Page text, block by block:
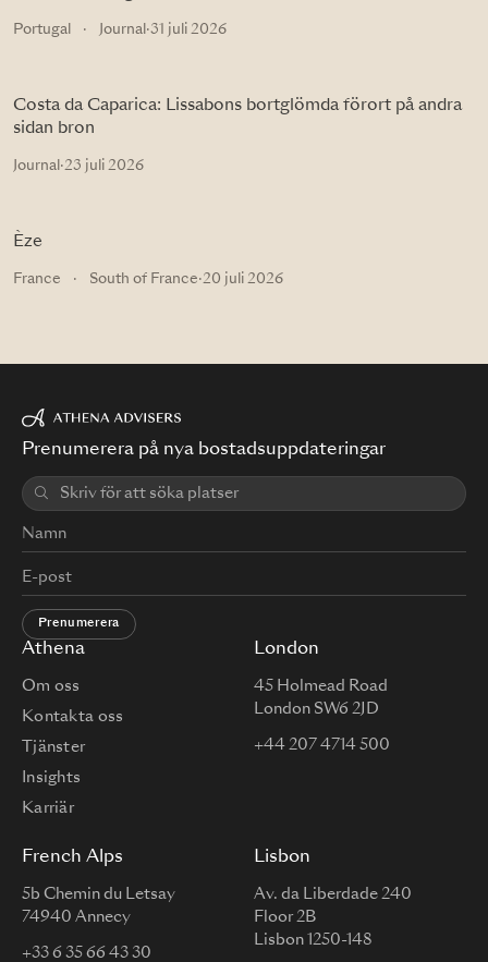
Portugal · Journal ·31 juli 2026
Costa da Caparica: Lissabons bortglömda förort på andra
sidan bron
Journal ·23 juli 2026
Èze
France · South of France·20 juli 2026
Athena
Om oss
Kontakta oss
Tjänster
Insights
Karriär
London
45 Holmead Road
London SW6 2JD
+44 207 4714 500
French Alps
5b Chemin du Letsay
74940 Annecy
+33 6 35 66 43 30
Lisbon
Av. da Liberdade 240
Floor 2B
Lisbon 1250-148
Prenumerera på nya bostadsuppdateringar
Prenumerera